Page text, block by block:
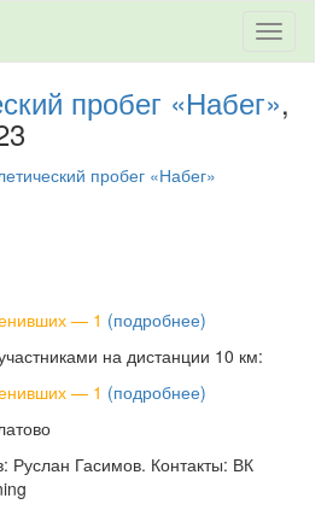
Toggle
пробег «Набег»,
пробег «Набег»
— 1 (подробнее)
на дистанции 10 км:
— 1 (подробнее)
Руслан Гасимов. Контакты: ВК